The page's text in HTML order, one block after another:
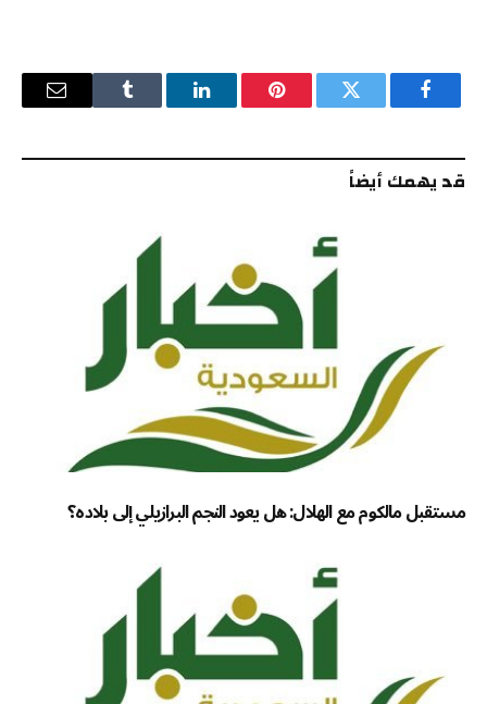
فيسبوك تويتر بينتيريستلينكدإن Tumblr
البريد
قد يهمك أيضاً
مستقبل مالكوم مع الهلال: هل يعود النجم البرازيلي إلى بلاده؟